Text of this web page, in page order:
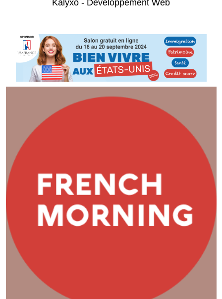
Kalyxo - Développement Web